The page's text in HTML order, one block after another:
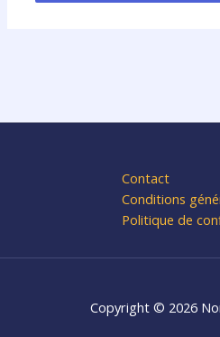
Contact
Conditions
Politique de
Copyright © 2026